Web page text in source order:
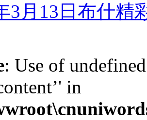
3月13日布什精
: Use of
in